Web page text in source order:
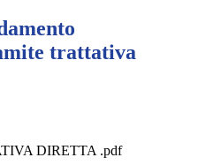
trattativa
DIRETTA .pdf